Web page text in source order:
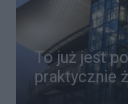
To już jest
praktycznie